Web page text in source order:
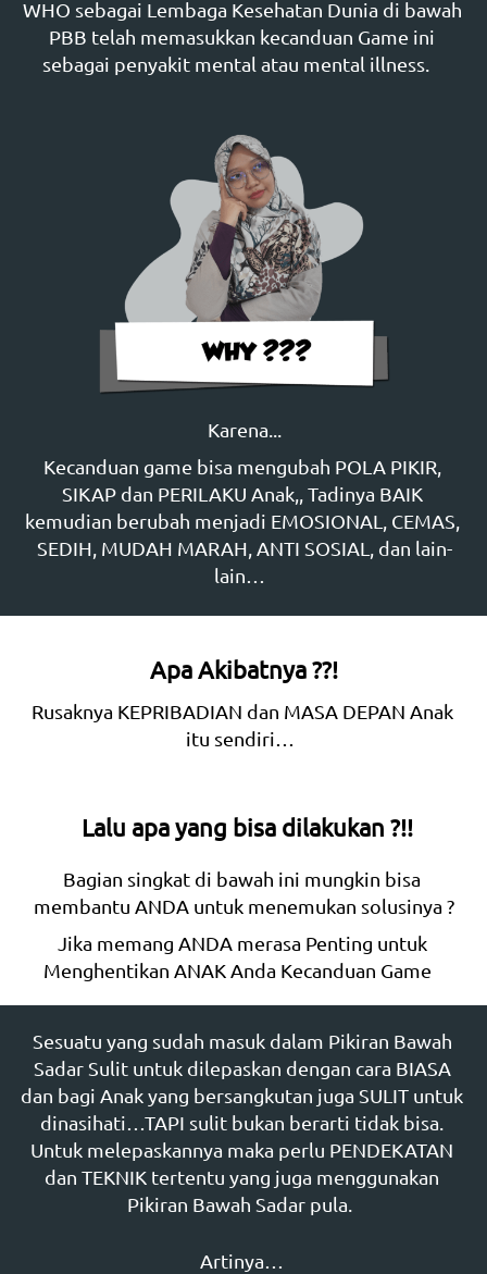
WHO sebagai Lembaga Kesehatan Dunia di bawah
PBB telah memasukkan kecanduan Game ini
sebagai penyakit mental atau mental illness.
Karena...
Kecanduan game bisa mengubah POLA PIKIR,
SIKAP dan PERILAKU Anak,, Tadinya BAIK
kemudian berubah menjadi EMOSIONAL, CEMAS,
SEDIH, MUDAH MARAH, ANTI SOSIAL, dan lain-
lain…
Apa Akibatnya ??!
Rusaknya KEPRIBADIAN dan MASA DEPAN Anak
itu sendiri…
Lalu apa yang bisa dilakukan ?!!
Bagian singkat di bawah ini mungkin bisa
membantu ANDA untuk menemukan solusinya ?
Jika memang ANDA merasa Penting untuk
Menghentikan ANAK Anda Kecanduan Game
Sesuatu yang sudah masuk dalam Pikiran Bawah
Sadar Sulit untuk dilepaskan dengan cara BIASA
dan bagi Anak yang bersangkutan juga SULIT untuk
dinasihati…TAPI sulit bukan berarti tidak bisa.
Untuk melepaskannya maka perlu PENDEKATAN
dan TEKNIK tertentu yang juga menggunakan
Pikiran Bawah Sadar pula.
Artinya…